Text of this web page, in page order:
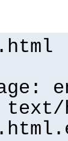
text/